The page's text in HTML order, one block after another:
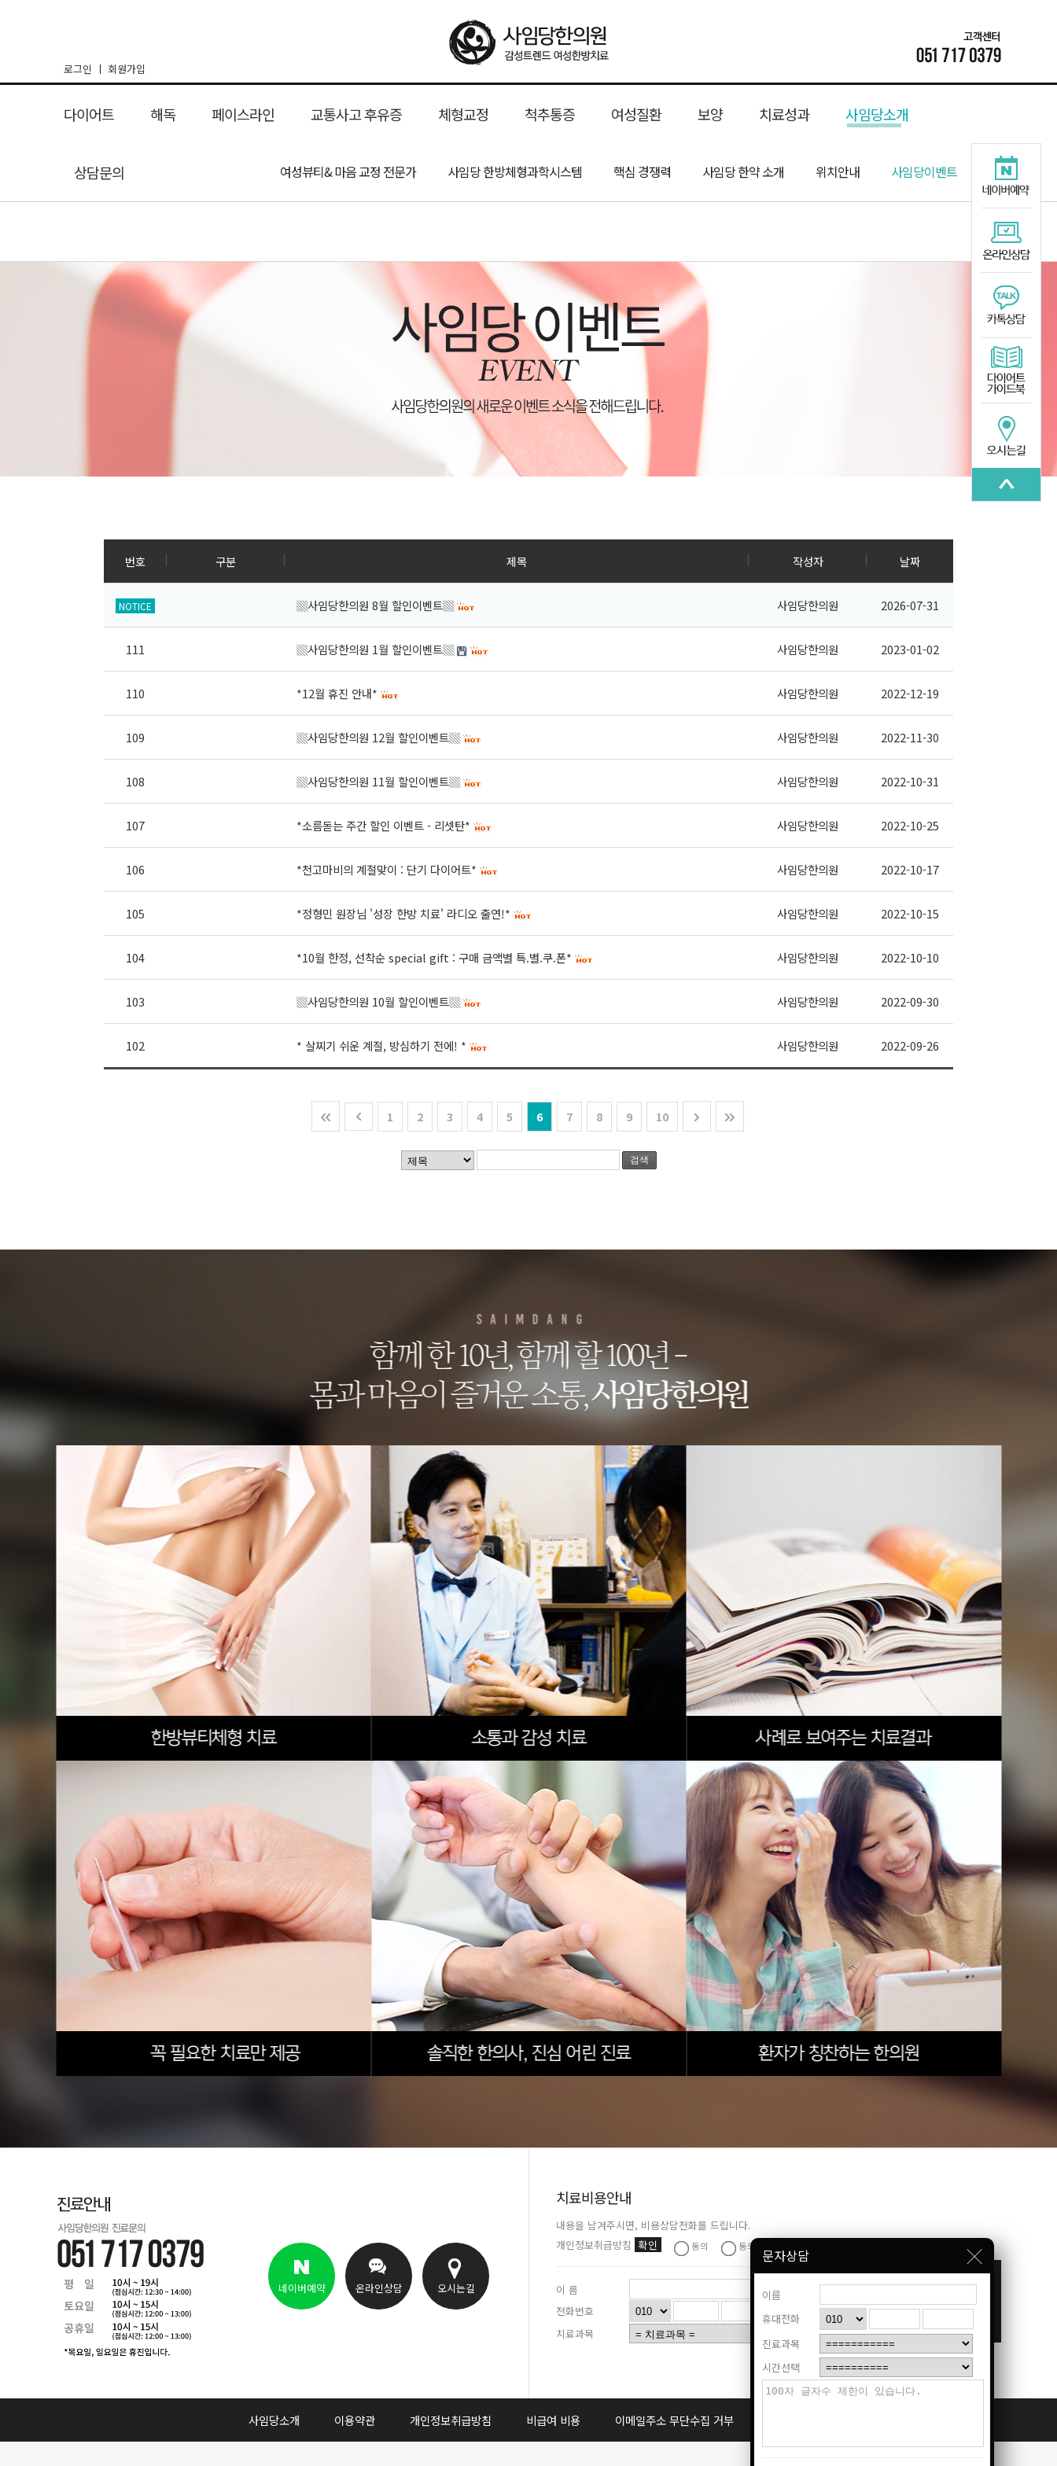
로그인 회원가입
다이어트
여신환 다이어트 체형교정 다이어트 산후 다이어트
해독
간해독 슬림해독 성형 후 붓기
페이스라인
한방코성형 윤곽약침 안면비대칭 교정
교통사고 후유증
교통사고 후유증
체형교정
골반교정 굽은등 휜다리 교정 일자목 성장기교정 턱관절교정
척추통증
목디스크 허리디스크 척추관협착증 족저근막염 종아리 경련
여성질환
산후풍 수려탕 생리통
보양
공진단 소아성장 총명단 경옥단
치료성과
치료후기
사임당소개
여성뷰티& 마음 교정 전문가 사임당 한방체형과학시스템 핵심 경쟁력 사임당 한약 소개 위치안내 사임당이벤트
상담문의
번호 구분 제목 작성자 날짜
NOTICE ▒사임당한의원 8월 할인이벤트▒ 사임당한의원 2026-07-31
111 ▒사임당한의원 1월 할인이벤트▒ 사임당한의원 2023-01-02
110 *12월 휴진 안내* 사임당한의원 2022-12-19
109 ▒사임당한의원 12월 할인이벤트▒ 사임당한의원 2022-11-30
108 ▒사임당한의원 11월 할인이벤트▒ 사임당한의원 2022-10-31
107 *소름돋는 주간 할인 이벤트 - 리셋탄* 사임당한의원 2022-10-25
106 *천고마비의 계절맞이 : 단기 다이어트* 사임당한의원 2022-10-17
105 *정형민 원장님 '성장 한방 치료' 라디오 출연!* 사임당한의원 2022-10-15
104 *10월 한정, 선착순 special gift : 구매 금액별 특.별.쿠.폰* 사임당한의원 2022-10-10
103 ▒사임당한의원 10월 할인이벤트▒ 사임당한의원 2022-09-30
102 * 살찌기 쉬운 계절, 방심하기 전에! * 사임당한의원 2022-09-26
1 2 3 4 5 6 7 8 9 10
검색
문자상담
이름
휴대전화
진료과목
시간선택
네이버예약 온라인상담 오시는길 네이버예약 온라인상담 오시는길
치료비용안내
내용을 남겨주시면, 비용상담전화를 드립니다.
개인정보취급방침 확인 동의 동의안함
이 름
전화번호
치료과목
사임당소개 이용약관 개인정보취급방침 비급여 비용 이메일주소 무단수집 거부